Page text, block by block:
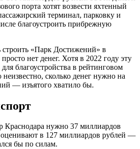
порта хотят возвести яхтенный
терминал, парковку и
благоустроить прибрежную
строить «Парк Достижений» в
нет денег. Хотя в 2022 году эту
благоустройства в рейтинговом
сколько денег нужно на
— изъятого хватило бы.
Краснодара нужно 37 миллиардов
в 127 миллиардов рублей —
бы по силам.